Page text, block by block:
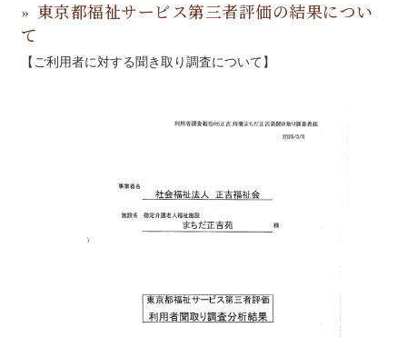
東京都福祉サービス第三者評価の結果につい
て
【ご利用者に対する聞き取り調査について】